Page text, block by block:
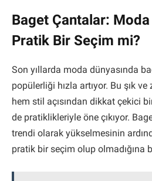
Baget Çantalar:
Pratik Bir Seçim mi?
Son yıllarda moda dünyasında
popülerliği hızla artıyor. Bu şık
hem stil açısından dikkat çekici
de pratiklikleriyle öne çıkıyor.
trendi olarak yükselmesinin
pratik bir seçim olup olmadığına